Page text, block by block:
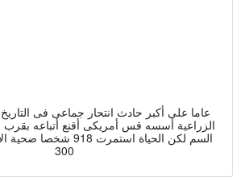
الزراعية أسسه قس أمريكى أقنع أتباعه بقرب
السم لكن الحياة استمرت
300